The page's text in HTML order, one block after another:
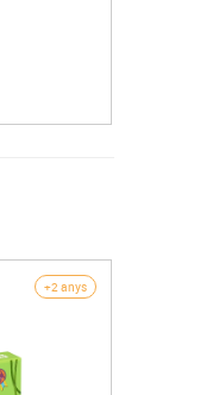
+2 anys